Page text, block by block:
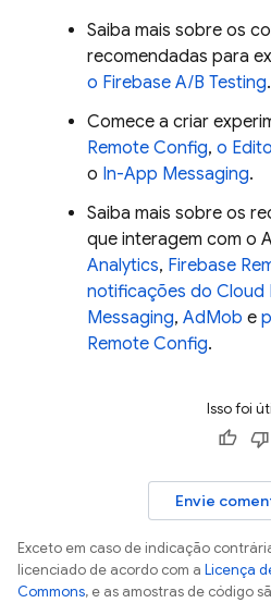
Saiba mais sobre os
recomendadas para
o Firebase A/B Testing.
Comece a criar
Remote Config, o
o In-App Messaging.
Saiba mais sobre os
que interagem com o
Analytics, Firebase
notificações do Cloud
Messaging, AdMob e
Remote Config.
Isso foi
Envie
Exceto em caso de indicação
licenciado de acordo com a Licença
Commons, e as amostras de código